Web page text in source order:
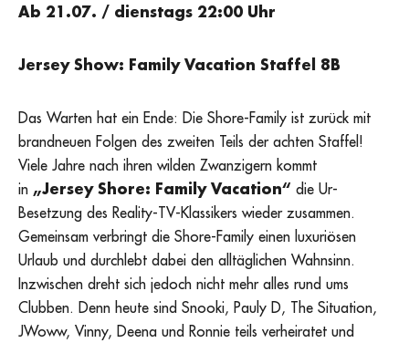
Ab 21.07. / dienstags 22:00 Uhr
Jersey Show: Family Vacation Staffel 8B
Das Warten hat ein Ende: Die Shore-Family ist zurück mit
brandneuen Folgen des zweiten Teils der achten Staffel!
Viele Jahre nach ihren wilden Zwanzigern kommt
in „Jersey Shore: Family Vacation“ die Ur-
Besetzung des Reality-TV-Klassikers wieder zusammen.
Gemeinsam verbringt die Shore-Family einen luxuriösen
Urlaub und durchlebt dabei den alltäglichen Wahnsinn.
Inzwischen dreht sich jedoch nicht mehr alles rund ums
Clubben. Denn heute sind Snooki, Pauly D, The Situation,
JWoww, Vinny, Deena und Ronnie teils verheiratet und